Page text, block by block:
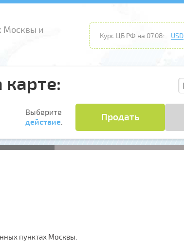
Москвы и
Курс ЦБ РФ на 07.08: USD
Выберите
действие: Продать
пунктах Москвы.